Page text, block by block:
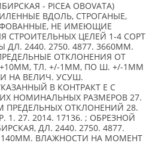
- PICEA OBOVATA)
ВДОЛЬ, СТРОГАНЫЕ,
НЕ ИМЕЮЩИЕ
СТРОИТЕЛЬНЫХ ЦЕЛЕЙ 1-4 СОРТ
2440. 2750. 4877. 3660ММ.
ОТКЛОНЕНИЯ ОТ
ТЛ. +/-1ММ, ПО Ш. +/-1ММ
НА ВЕЛИЧ. УСУШ.
В КОНТРАКТ Е С
НОМИНАЛЬНЫХ РАЗМЕРОВ 27.
ПРЕДЕЛЬНЫХ ОТКЛОНЕНИЙ 28.
1. 27. 2014. 17136. ; ОБРЕЗНОЙ
ДЛ. 2440. 2750. 4877.
ВЛАЖНОСТИ НА МОМЕНТ